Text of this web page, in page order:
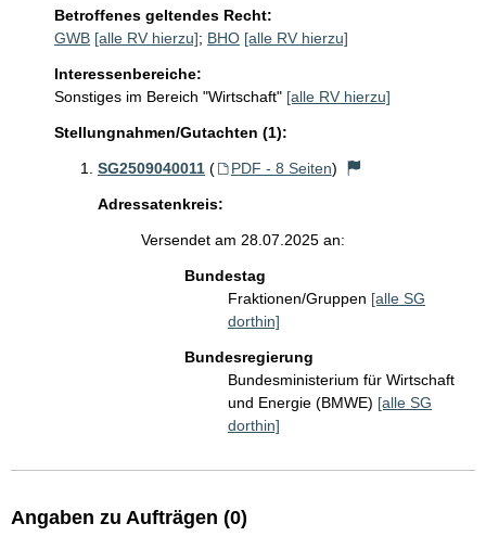
Betroffenes geltendes Recht:
GWB [alle RV hierzu]; BHO [alle RV hierzu]
Interessenbereiche:
Sonstiges im Bereich "Wirtschaft" [alle RV hierzu]
Stellungnahmen/Gutachten (1):
SG2509040011 ( PDF - 8 Seiten)
Adressatenkreis:
Versendet am 28.07.2025 an:
Bundestag
Fraktionen/Gruppen [alle SG
dorthin]
Bundesregierung
Bundesministerium für Wirtschaft
und Energie (BMWE) [alle SG
dorthin]
Angaben zu Aufträgen (0)